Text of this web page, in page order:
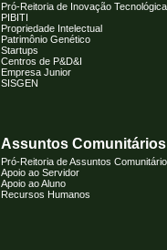
Pró-Reitoria de Inovação Tecnológica
PIBITI
Propriedade Intelectual
Patrimônio Genético
Startups
Centros de P&D&I
Empresa Junior
SISGEN
Assuntos Comunitários
Pró-Reitoria de Assuntos
Apoio ao Servidor
Apoio ao Aluno
Recursos Humanos